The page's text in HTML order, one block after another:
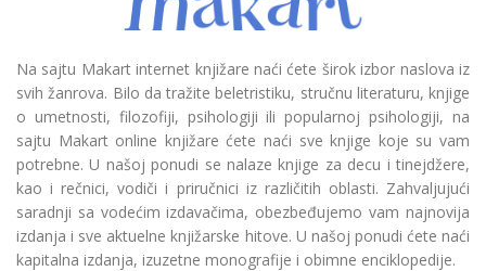
Na sajtu Makart internet knjižare naći ćete širok izbor naslova iz
svih žanrova. Bilo da tražite beletristiku, stručnu literaturu, knjige
o umetnosti, filozofiji, psihologiji ili popularnoj psihologiji, na
sajtu Makart online knjižare ćete naći sve knjige koje su vam
potrebne. U našoj ponudi se nalaze knjige za decu i tinejdžere,
kao i rečnici, vodiči i priručnici iz različitih oblasti. Zahvaljujući
saradnji sa vodećim izdavačima, obezbeđujemo vam najnovija
izdanja i sve aktuelne knjižarske hitove. U našoj ponudi ćete naći
kapitalna izdanja, izuzetne monografije i obimne enciklopedije.